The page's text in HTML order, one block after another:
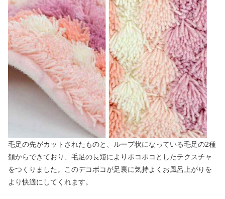
毛足の先がカットされたものと、ループ状になっている毛足の2種
類からできており、毛足の長短によりポコポコとしたテクスチャ
をつくりました。このデコボコが足裏に気持よくお風呂上がりを
より快適にしてくれます。